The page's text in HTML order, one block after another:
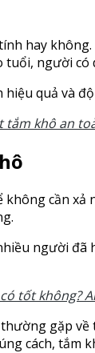
hay không.
người có
quả và
tắm khô an
cần
người
tốt không?
gặp
cách, tắm